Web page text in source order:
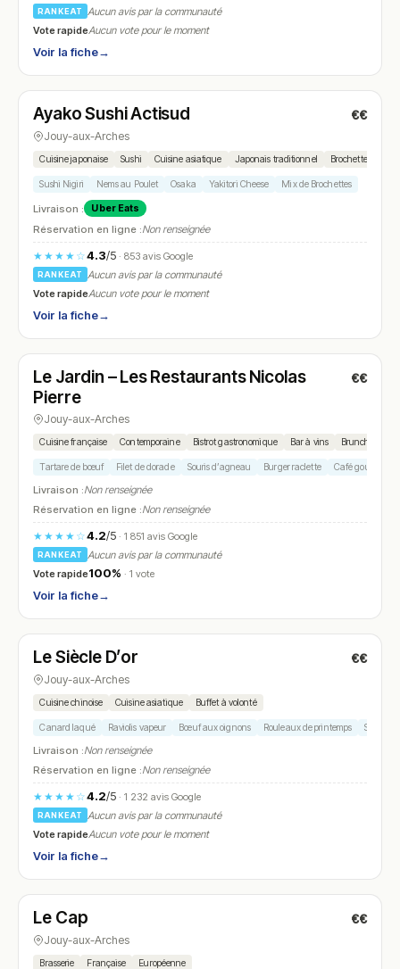
RANKEAT
Aucun avis par la communauté
Vote rapideAucun vote pour le moment
Voir la fiche→
N° 6
Ayako Sushi Actisud €€
Jouy-aux-Arches
Cuisine japonaise Sushi Cuisine asiatique Japonais traditionnel Brochettes
Sushi Nigiri Nems au Poulet Osaka Yakitori Cheese Mix de Brochettes
Livraison : Uber Eats
Réservation en ligne :Non renseignée
★★★★☆4.3/5· 853 avis Google
RANKEAT
Aucun avis par la communauté
Vote rapideAucun vote pour le moment
Voir la fiche→
N° 7
Le Jardin – Les Restaurants Nicolas
Pierre
€€
Jouy-aux-Arches
Cuisine française Contemporaine Bistrot gastronomique Bar à vins Brunch à
Tartare de bœuf Filet de dorade Souris d’agneau Burger raclette Café gourmand
Livraison :Non renseignée
Réservation en ligne :Non renseignée
★★★★☆4.2/5· 1 851 avis Google
RANKEAT
Aucun avis par la communauté
Vote rapide100% · 1 vote
Voir la fiche→
N° 8
Le Siècle D’or €€
Jouy-aux-Arches
Cuisine chinoise Cuisine asiatique Buffet à volonté
Canard laqué Raviolis vapeur Bœuf aux oignons Rouleaux de printemps Sushis
Livraison :Non renseignée
Réservation en ligne :Non renseignée
★★★★☆4.2/5· 1 232 avis Google
RANKEAT
Aucun avis par la communauté
Vote rapideAucun vote pour le moment
Voir la fiche→
N° 9
Le Cap €€
Jouy-aux-Arches
Brasserie Française Européenne